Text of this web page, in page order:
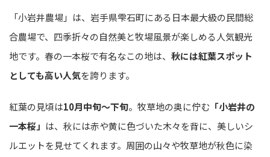
「小岩井農場」は、岩手県雫石町にある日本最大級の民間総
合農場で、四季折々の自然美と牧場風景が楽しめる人気観光
地です。春の一本桜で有名なこの地は、 秋には紅葉スポット
としても高い人気を誇ります。
紅葉の見頃は10月中旬〜下旬。牧草地の奥に佇む 「小岩井の
一本桜」 は、秋には赤や黄に色づいた木々を背に、美しいシ
ルエットを見せてくれます。周囲の山々や牧草地が秋色に染